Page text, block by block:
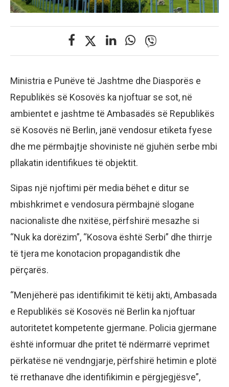
Ministria e Punëve të Jashtme dhe Diasporës e
Republikës së Kosovës ka njoftuar se sot, në
ambientet e jashtme të Ambasadës së Republikës
së Kosovës në Berlin, janë vendosur etiketa fyese
dhe me përmbajtje shoviniste në gjuhën serbe mbi
pllakatin identifikues të objektit.
Sipas një njoftimi për media bëhet e ditur se
mbishkrimet e vendosura përmbajnë slogane
nacionaliste dhe nxitëse, përfshirë mesazhe si
“Nuk ka dorëzim”, “Kosova është Serbi” dhe thirrje
të tjera me konotacion propagandistik dhe
përçarës.
“Menjëherë pas identifikimit të këtij akti, Ambasada
e Republikës së Kosovës në Berlin ka njoftuar
autoritetet kompetente gjermane. Policia gjermane
është informuar dhe pritet të ndërmarrë veprimet
përkatëse në vendngjarje, përfshirë hetimin e plotë
të rrethanave dhe identifikimin e përgjegjësve”,